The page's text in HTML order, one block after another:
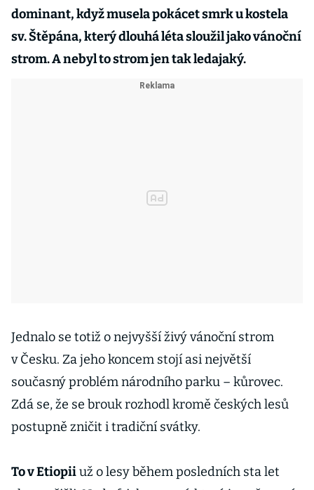
dominant, když musela pokácet smrk u kostela
sv. Štěpána, který dlouhá léta sloužil jako vánoční
strom. A nebyl to strom jen tak ledajaký.
Jednalo se totiž o nejvyšší živý vánoční strom
v Česku. Za jeho koncem stojí asi největší
současný problém národního parku – kůrovec.
Zdá se, že se brouk rozhodl kromě českých lesů
postupně zničit i tradiční svátky.
To v Etiopiiuž o lesy během posledních sta let